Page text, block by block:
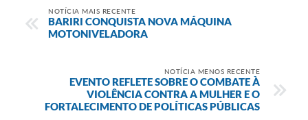
NOTÍCIA MAIS RECENTE
BARIRI CONQUISTA NOVA MÁQUINA
MOTONIVELADORA
NOTÍCIA MENOS RECENTE
EVENTO REFLETE SOBRE O COMBATE À
VIOLÊNCIA CONTRA A MULHER E O
FORTALECIMENTO DE POLÍTICAS PÚBLICAS